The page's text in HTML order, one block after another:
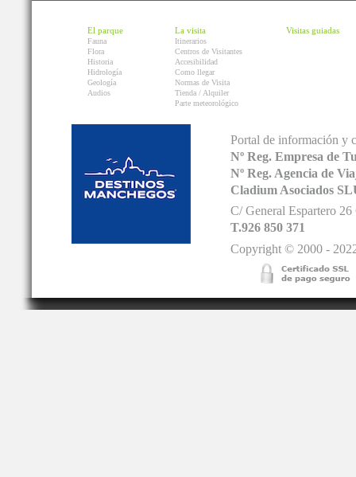
El parque
Fauna
Flora
Historia
Hidrología
Geología
Audios
La visita
Itinerarios
Centros de Visitantes
Accesibilidad
Como llegar
Normas de Visita
Tienda / Alquiler
Parte meteorológico
Visitas guiadas
Portal de información y
Nº Reg. Empresa de
Nº Reg. Agencia de
Cladium Asociados
C/ General Espartero
T.926 850 371
Copyright © 2000 -